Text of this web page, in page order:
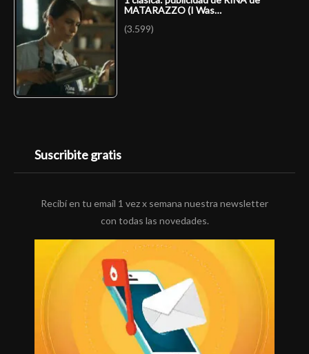
MATARAZZO (I Was…
(3.599)
Suscribite gratis
Recibí en tu email 1 vez x semana nuestra newsletter
con todas las novedades.